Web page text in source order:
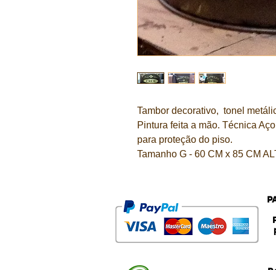
Tambor decorativo, tonel
Pintura feita a mão. Técnica
para proteção do piso.
Tamanho G - 60 CM x 85 CM